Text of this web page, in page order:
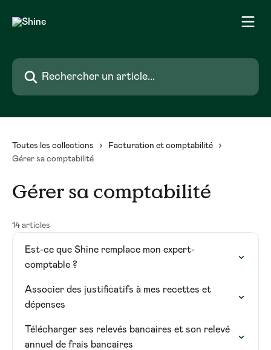
Rechercher un article...
Toutes les collections
Facturation et comptabilité
Gérer sa comptabilité
Gérer sa comptabilité
14 articles
Est-ce que Shine remplace mon expert-
comptable ?
Associer des justificatifs à mes recettes et
dépenses
Télécharger ses relevés bancaires et son relevé
annuel de frais bancaires